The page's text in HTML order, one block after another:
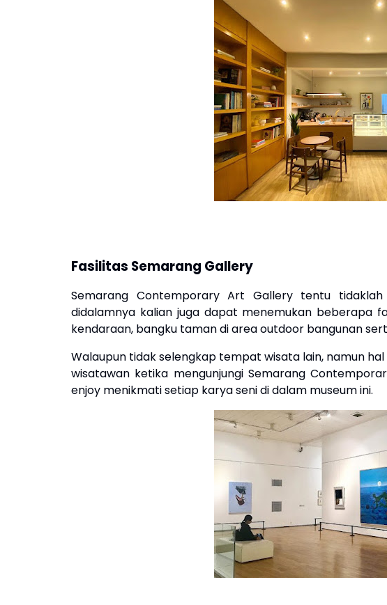
Fasilitas Semarang Gallery
Semarang Contemporary Art Gallery tentu
didalamnya kalian juga dapat menemukan beberapa
kendaraan, bangku taman di area outdoor bangunan
Walaupun tidak selengkap tempat wisata lain, namun
wisatawan ketika mengunjungi Semarang
enjoy menikmati setiap karya seni di dalam museum ini.